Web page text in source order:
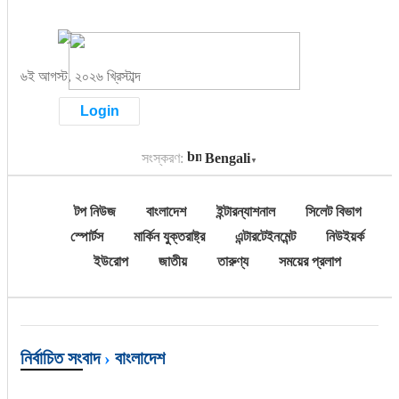
৬ই আগস্ট, ২০২৬ খ্রিস্টাব্দ
Login
সংস্করণ: Bengali▼
টপ নিউজ
বাংলাদেশ
সিলেট বিভাগ
মার্কিন যুক্তরাষ্ট্র
নিউইয়র্ক
টপ নিউজ বাংলাদেশ ইন্টারন্যাশনাল
সিলেট বিভাগ
স্পোর্টস
মার্কিন যুক্তরাষ্ট্র এন্টারটেইনমেন্ট
নিউইয়র্ক
ইউরোপ
জাতীয় তারুণ্য সময়ের প্রলাপ
নির্বাচিত সংবাদ›বাংলাদেশ